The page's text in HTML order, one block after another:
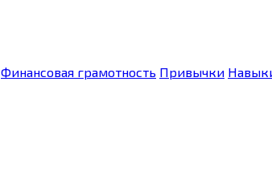
Финансовая грамотность Привычки